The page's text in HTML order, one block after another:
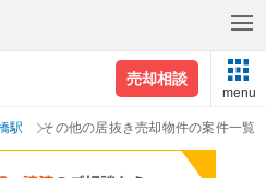
売却相談
menu
駅 その他の居抜き売却物件の案件一覧